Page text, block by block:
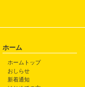
ホーム
ホームトップ
おしらせ
新着通知